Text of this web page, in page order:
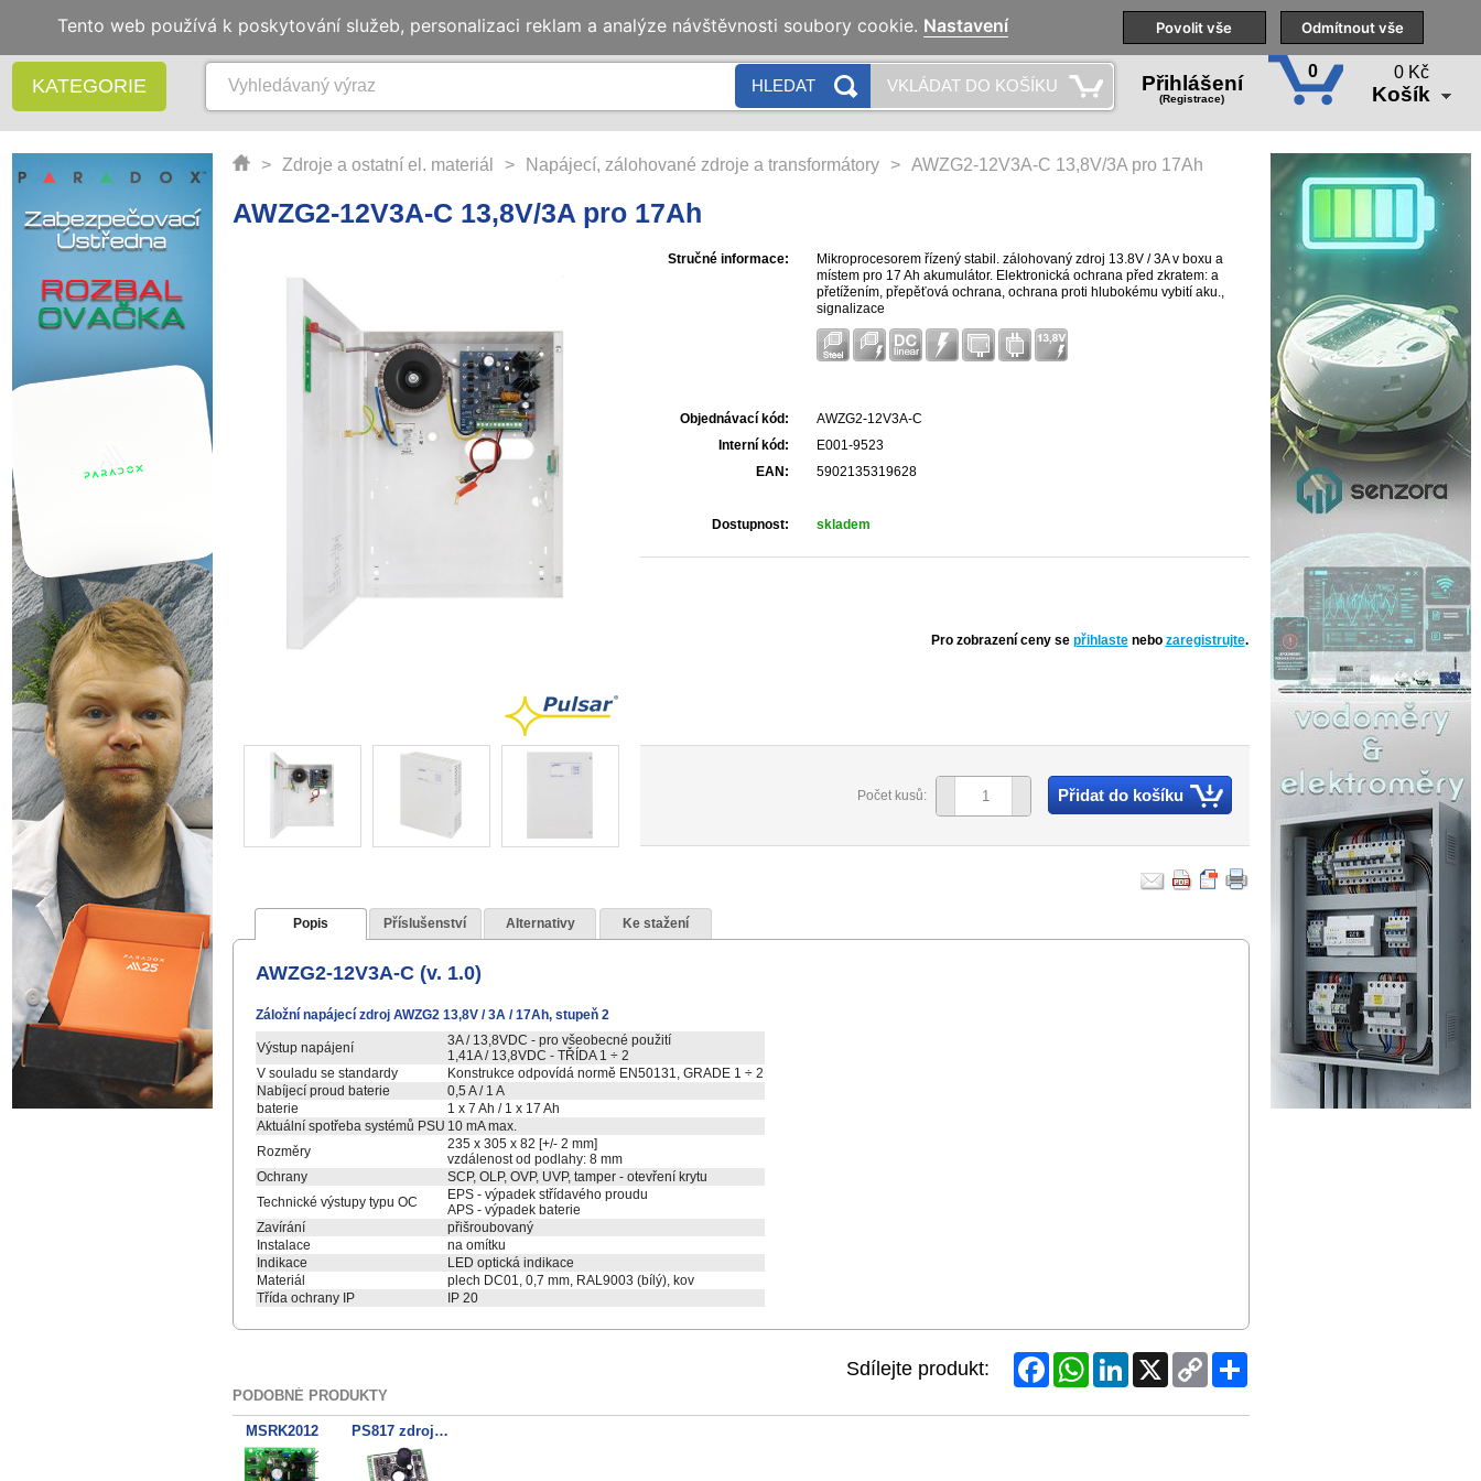
Naše pobočky Technická podpora Školení
KATEGORIE HLEDAT VKLÁDAT DO KOŠÍKU Přihlášení
(Registrace)
0 0 Kč
Košík
> Zdroje a ostatní el. materiál > Napájecí, zálohované zdroje a transformátory > AWZG2-12V3A-C 13,8V/3A pro 17Ah
AWZG2-12V3A-C 13,8V/3A pro 17Ah
Stručné informace:
Mikroprocesorem řízený stabil. zálohovaný zdroj 13.8V / 3A v boxu a
místem pro 17 Ah akumulátor. Elektronická ochrana před zkratem: a
přetížením, přepěťová ochrana, ochrana proti hlubokému vybití aku.,
signalizace
Objednávací kód:
AWZG2-12V3A-C
Interní kód:
E001-9523
EAN:
5902135319628
Dostupnost: skladem
Pro zobrazení ceny se přihlaste nebo zaregistrujte.
Počet kusů: Přidat do košíku
Popis Příslušenství Alternativy Ke stažení
AWZG2-12V3A-C (v. 1.0)
Záložní napájecí zdroj AWZG2 13,8V / 3A / 17Ah, stupeň 2
Výstup napájení
3A / 13,8VDC - pro všeobecné použití
1,41A / 13,8VDC - TŘÍDA 1 ÷ 2
V souladu se standardy
Konstrukce odpovídá normě EN50131, GRADE 1 ÷ 2
Nabíjecí proud baterie
0,5 A / 1 A
baterie
1 x 7 Ah / 1 x 17 Ah
Aktuální spotřeba systémů PSU 10 mA max.
Rozměry
235 x 305 x 82 [+/- 2 mm]
vzdálenost od podlahy: 8 mm
Ochrany
SCP, OLP, OVP, UVP, tamper - otevření krytu
Technické výstupy typu OC
EPS - výpadek střídavého proudu
APS - výpadek baterie
Zavírání
přišroubovaný
Instalace
na omítku
Indikace
LED optická indikace
Materiál
plech DC01, 0,7 mm, RAL9003 (bílý), kov
Třída ochrany IP
IP 20
Sdílejte produkt: FacebookWhatsAppLinkedIn
X
Copy
Link
Share
PODOBNÉ PRODUKTY
MSRK2012 PS817 zdroj 13,8V/1,7A
Tento web používá k poskytování služeb, personalizaci reklam a analýze návštěvnosti soubory cookie. Nastavení Povolit vše Odmítnout vše